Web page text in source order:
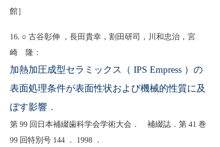
館］
16. ○ 古谷彰伸 ，長田貴幸，割田研司，川和忠治，宮
崎 隆：
加熱加圧成型セラミックス（ IPS Empress ）の
表面処理条件が表面性状および機械的性質に及
ぼす影響．
第 99 回日本補綴歯科学会学術大会． 補綴誌．第 41 巻
99 回特別号 144 ． 1998 ．